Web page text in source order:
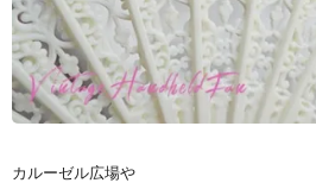
カルーゼル広場や